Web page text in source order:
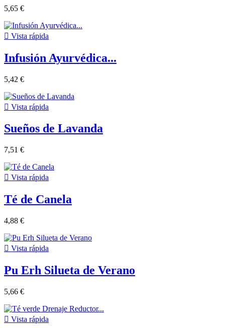
5,65 €
 Vista rápida
Infusión Ayurvédica...
5,42 €
 Vista rápida
Sueños de Lavanda
7,51 €
 Vista rápida
Té de Canela
4,88 €
 Vista rápida
Pu Erh Silueta de Verano
5,66 €
 Vista rápida